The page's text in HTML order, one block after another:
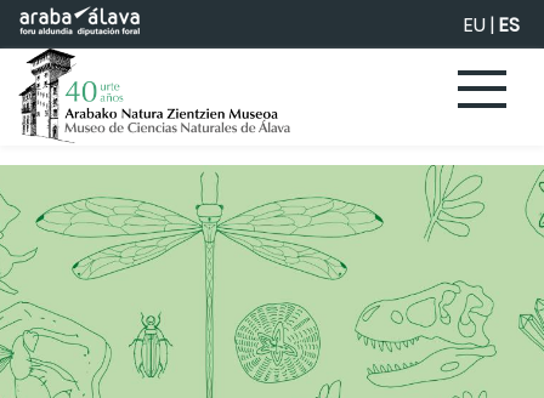
Saltar al contenido principal EU|ES